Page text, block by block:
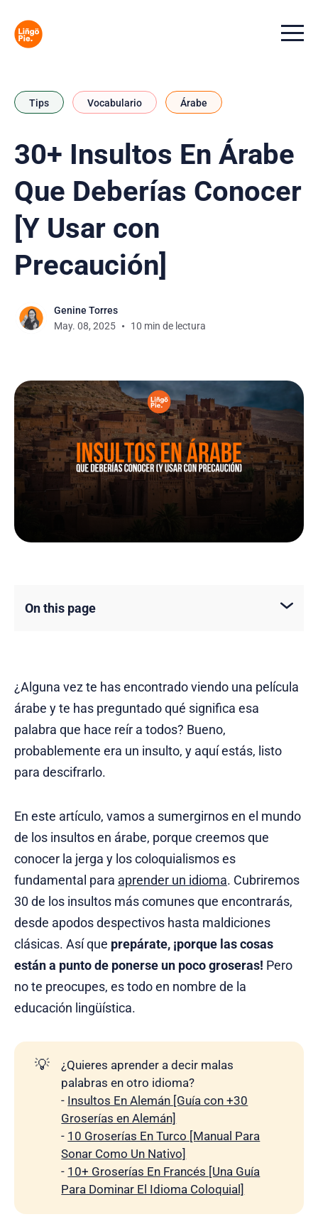
Menu
Tips Vocabulario Árabe
30+ Insultos En Árabe
Que Deberías Conocer
[Y Usar con
Precaución]
Genine Torres
May. 08, 2025
10 min de lectura
On this page
¿Alguna vez te has encontrado viendo una película
árabe y te has preguntado qué significa esa
palabra que hace reír a todos? Bueno,
probablemente era un insulto, y aquí estás, listo
para descifrarlo.
En este artículo, vamos a sumergirnos en el mundo
de los insultos en árabe, porque creemos que
conocer la jerga y los coloquialismos es
fundamental para aprender un idioma. Cubriremos
30 de los insultos más comunes que encontrarás,
desde apodos despectivos hasta maldiciones
clásicas. Así que prepárate, ¡porque las cosas
están a punto de ponerse un poco groseras! Pero
no te preocupes, es todo en nombre de la
educación lingüística.
💡
¿Quieres aprender a decir malas
palabras en otro idioma?
- Insultos En Alemán [Guía con +30
Groserías en Alemán]
- 10 Groserías En Turco [Manual Para
Sonar Como Un Nativo]
- 10+ Groserías En Francés [Una Guía
Para Dominar El Idioma Coloquial]